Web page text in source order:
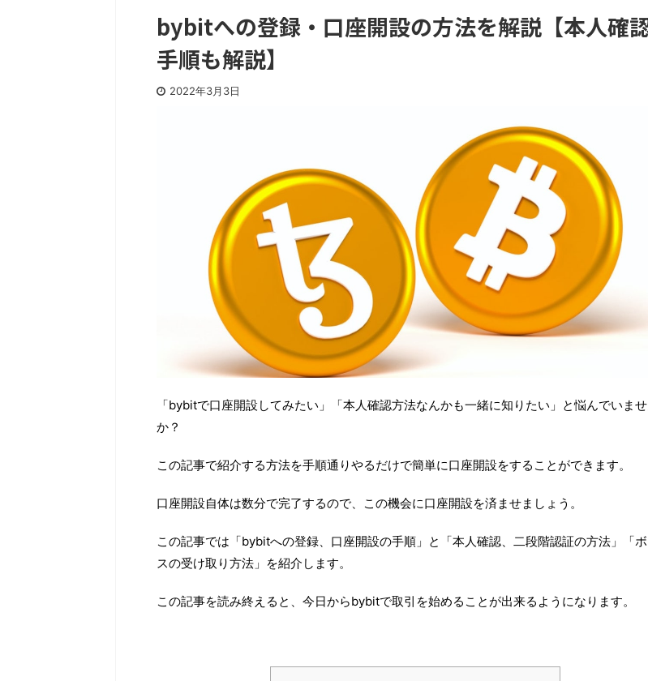
bybitへの登録・口座開設の方法を解説【本人確
手順も解説】
2022年3月3日
「bybitで口座開設してみたい」「本人確認方法なんかも一緒に知りたい」と悩んでいま
か？
この記事で紹介する方法を手順通りやるだけで簡単に口座開設をすることができます。
口座開設自体は数分で完了するので、この機会に口座開設を済ませましょう。
この記事では「bybitへの登録、口座開設の手順」と「本人確認、二段階認証の方法」「
スの受け取り方法」を紹介します。
この記事を読み終えると、今日からbybitで取引を始めることが出来るようになります。